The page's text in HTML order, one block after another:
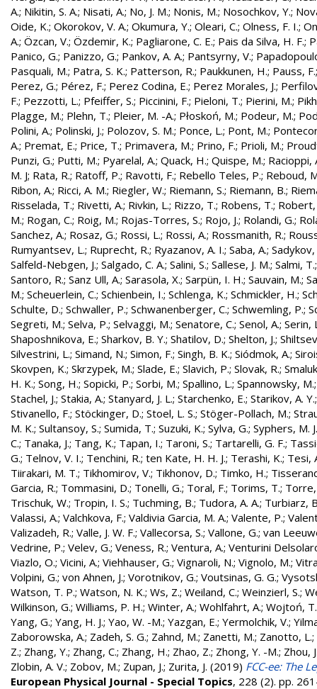
A.; Nikitin, S. A.; Nisati, A.; No, J. M.; Nonis, M.; Nosochkov, Y.;
Oide, K.; Okorokov, V. A.; Okumura, Y.; Oleari, C.; Olness, F. I.;
A.; Özcan, V.; Özdemir, K.; Pagliarone, C. E.; Pais da Silva, H. F.;
Panico, G.; Panizzo, G.; Pankov, A. A.; Pantsyrny, V.;
Pasquali, M.; Patra, S. K.; Patterson, R.; Paukkunen, H.; Pauss, F.
Perez, G.; Pérez, F.; Perez Codina, E.; Perez Morales, J.;
F.; Pezzotti, L.; Pfeiffer, S.; Piccinini, F.; Pieloni, T.; Pierini, M.;
Plagge, M.; Plehn, T.; Pleier, M. -A.; Płoskoń, M.; Podeur, M.;
Polini, A.; Polinski, J.; Polozov, S. M.; Ponce, L.; Pont, M.;
A.; Premat, E.; Price, T.; Primavera, M.; Prino, F.; Prioli, M.;
Punzi, G.; Putti, M.; Pyarelal, A.; Quack, H.; Quispe, M.; Racioppi,
M. J; Rata, R.; Ratoff, P.; Ravotti, F.; Rebello Teles, P.; Reboud,
Ribon, A.; Ricci, A. M.; Riegler, W.; Riemann, S.; Riemann, B.;
Risselada, T.; Rivetti, A.; Rivkin, L.; Rizzo, T.; Robens, T.; Robert,
M.; Rogan, C.; Roig, M.; Rojas-Torres, S.; Rojo, J.; Rolandi, G.;
Sanchez, A.; Rosaz, G.; Rossi, L.; Rossi, A.; Rossmanith, R.;
Rumyantsev, L.; Ruprecht, R.; Ryazanov, A. I.; Saba, A.; Sadykov,
Salfeld-Nebgen, J.; Salgado, C. A.; Salini, S.; Sallese, J. M.; Salmi, T.
Santoro, R.; Sanz Ull, A.; Sarasola, X.; Sarpün, I. H.; Sauvain, M.;
M.; Scheuerlein, C.; Schienbein, I.; Schlenga, K.; Schmickler, H.;
Schulte, D.; Schwaller, P.; Schwanenberger, C.; Schwemling, P.;
Segreti, M.; Selva, P.; Selvaggi, M.; Senatore, C.; Senol, A.; Serin,
Shaposhnikova, E.; Sharkov, B. Y.; Shatilov, D.; Shelton, J.;
Silvestrini, L.; Simand, N.; Simon, F.; Singh, B. K.; Siódmok, A.;
Skovpen, K.; Skrzypek, M.; Slade, E.; Slavich, P.; Slovak, R.;
H. K.; Song, H.; Sopicki, P.; Sorbi, M.; Spallino, L.; Spannowsky, M.
Stachel, J.; Stakia, A.; Stanyard, J. L.; Starchenko, E.; Starikov, A. Y.
Stivanello, F.; Stöckinger, D.; Stoel, L. S.; Stöger-Pollach, M.;
M. K.; Sultansoy, S.; Sumida, T.; Suzuki, K.; Sylva, G.; Syphers, M. J.
C.; Tanaka, J.; Tang, K.; Tapan, I.; Taroni, S.; Tartarelli, G. F.;
G.; Telnov, V. I.; Tenchini, R.; ten Kate, H. H. J.; Terashi, K.; Tesi,
Tiirakari, M. T.; Tikhomirov, V.; Tikhonov, D.; Timko, H.;
Garcia, R.; Tommasini, D.; Tonelli, G.; Toral, F.; Torims, T.;
Trischuk, W.; Tropin, I. S.; Tuchming, B.; Tudora, A. A.; Turbiarz,
Valassi, A.; Valchkova, F.; Valdivia Garcia, M. A.; Valente, P.;
Valizadeh, R.; Valle, J. W. F.; Vallecorsa, S.; Vallone, G.; van
Vedrine, P.; Velev, G.; Veness, R.; Ventura, A.; Venturini
Viazlo, O.; Vicini, A.; Viehhauser, G.; Vignaroli, N.; Vignolo, M.;
Volpini, G.; von Ahnen, J.; Vorotnikov, G.; Voutsinas, G. G.;
Watson, T. P.; Watson, N. K.; Ws, Z.; Weiland, C.; Weinzierl, S.;
Wilkinson, G.; Williams, P. H.; Winter, A.; Wohlfahrt, A.; Wojtoń, T.
Yang, G.; Yang, H. J.; Yao, W. -M.; Yazgan, E.; Yermolchik, V.;
Zaborowska, A.; Zadeh, S. G.; Zahnd, M.; Zanetti, M.; Zanotto, L.;
Z.; Zhang, Y.; Zhang, C.; Zhang, H.; Zhao, Z.; Zhong, Y. -M.; Zhou,
Zlobin, A. V.; Zobov, M.; Zupan, J.; Zurita, J. (2019) FCC-ee: The
European Physical Journal - Special Topics, 228 (2). pp.